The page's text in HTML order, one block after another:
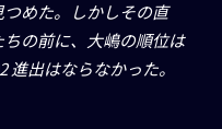
めた。しかしその直
の前に、大嶋の順位は
進出はならなかった。